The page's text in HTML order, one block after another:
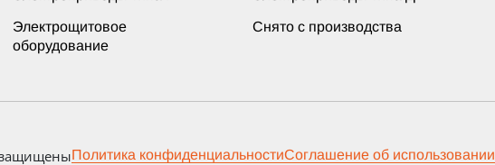
Электрощитовое
оборудование
Снято с производства
Политика конфиденциальностиСоглашение об использовании